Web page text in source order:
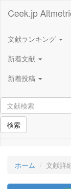
Ceek.jp
文献ランキング
新着文献
新着投稿
検索
ホーム 文献詳